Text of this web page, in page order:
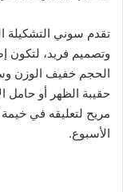
تقدم سوني التشكيلة
وتصميم فريد،
الحجم خفيف الوزن
حقيبة الظهر أو حامل
مريح لتعليقه في
الأسبوع.